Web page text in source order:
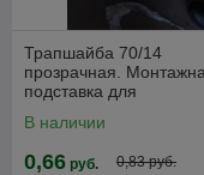
Трапшайба 70/14
прозрачная.
подставка для
поликарбоната
В наличии
0,66 руб. 0,83 руб.